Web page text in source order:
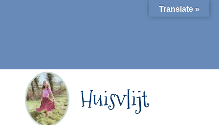
Huisvlijt
Translate »